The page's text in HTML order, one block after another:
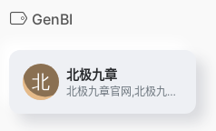
GenBI
北极九章
北极九章官网,北极九章DataGPT,自然语言对话式数据分析软件ChatBI,用AI数据智能问答,实现AI+BI的增强型分析,助力智能决策.已为汽车,制造,金融,零售,快消等行业数十家领先企业提供AI+Data智能应用,满足业务人员自助分析数据,智能生成报表等需求.数据驱动决策.